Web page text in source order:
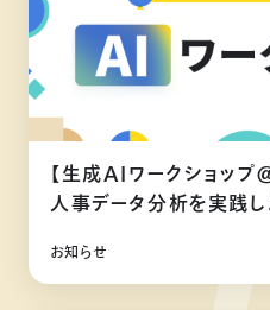
【生成AIワークショッ
人事データ分析を実践し
お知らせ